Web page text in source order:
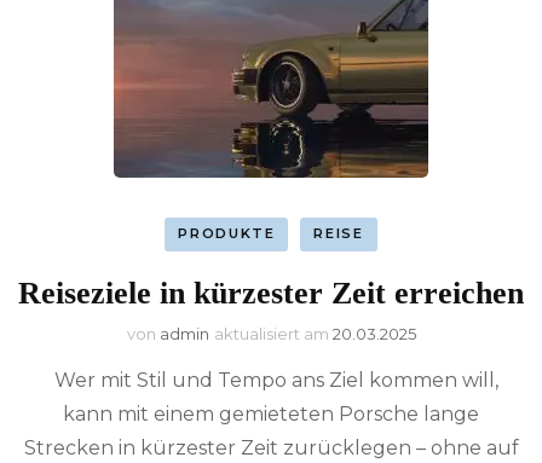
PRODUKTE REISE
Reiseziele in kürzester Zeit erreichen
von admin aktualisiert am 20.03.2025
Wer mit Stil und Tempo ans Ziel kommen will,
kann mit einem gemieteten Porsche lange
Strecken in kürzester Zeit zurücklegen – ohne auf